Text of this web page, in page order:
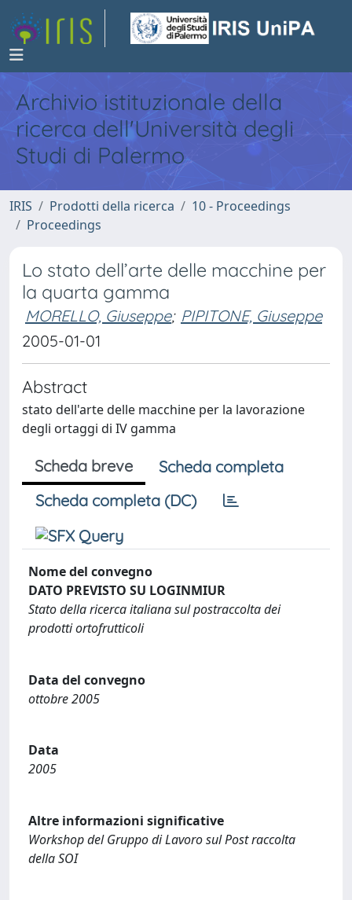
Archivio istituzionale della
ricerca dell'Università degli
Studi di Palermo
IRIS Prodotti della ricerca
10 - Proceedings
Proceedings
Lo stato dell’arte delle macchine per
la quarta gamma
MORELLO, Giuseppe; PIPITONE, Giuseppe
2005-01-01
Abstract
stato dell'arte delle macchine per la lavorazione
degli ortaggi di IV gamma
Scheda breve
Scheda completa
Scheda completa (DC)
Nome del convegno
DATO PREVISTO SU LOGINMIUR
Stato della ricerca italiana sul postraccolta dei
prodotti ortofrutticoli
Data del convegno
ottobre 2005
Data
2005
Altre informazioni significative
Workshop del Gruppo di Lavoro sul Post raccolta
della SOI